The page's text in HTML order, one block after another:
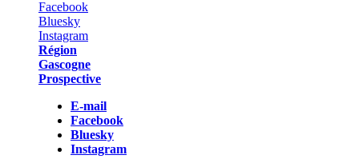
Région
Gascogne
Prospective
E-mail
Facebook
Bluesky
Instagram